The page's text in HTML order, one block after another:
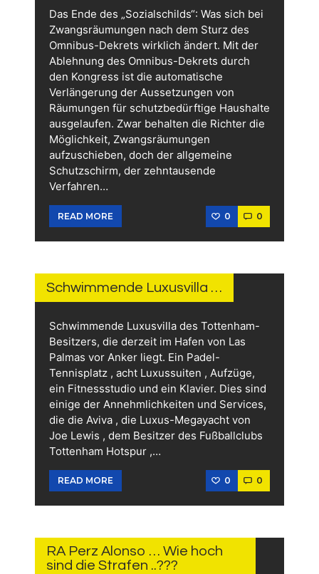
Das Ende des „Sozialschilds“: Was sich bei
Zwangsräumungen nach dem Sturz des
Omnibus-Dekrets wirklich ändert. Mit der
Ablehnung des Omnibus-Dekrets durch
den Kongress ist die automatische
Verlängerung der Aussetzungen von
Räumungen für schutzbedürftige Haushalte
ausgelaufen. Zwar behalten die Richter die
Möglichkeit, Zwangsräumungen
aufzuschieben, doch der allgemeine
Schutzschirm, der zehntausende
Verfahren…
READ MORE 0 0
Schwimmende Luxusvilla …
Schwimmende Luxusvilla des Tottenham-
Besitzers, die derzeit im Hafen von Las
Palmas vor Anker liegt. Ein Padel-
Tennisplatz , acht Luxussuiten , Aufzüge,
ein Fitnessstudio und ein Klavier. Dies sind
einige der Annehmlichkeiten und Services,
die die Aviva , die Luxus-Megayacht von
Joe Lewis , dem Besitzer des Fußballclubs
Tottenham Hotspur ,…
READ MORE 0 0
2026
RA Perz Alonso … Wie hoch
sind die Strafen ..???